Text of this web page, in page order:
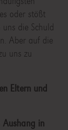
oder stößt
die Schuld
Aber auf die
uns zu
Eltern und
Aushang in